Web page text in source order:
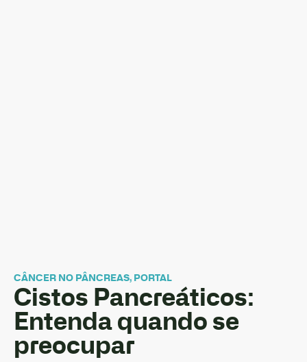
CÂNCER NO PÂNCREAS, PORTAL
Cistos Pancreáticos:
Entenda quando se
preocupar